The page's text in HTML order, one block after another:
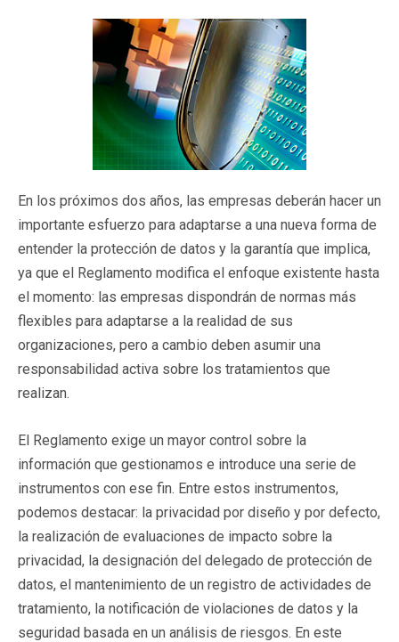
En los próximos dos años, las empresas deberán hacer un
importante esfuerzo para adaptarse a una nueva forma de
entender la protección de datos y la garantía que implica,
ya que el Reglamento modifica el enfoque existente hasta
el momento: las empresas dispondrán de normas más
flexibles para adaptarse a la realidad de sus
organizaciones, pero a cambio deben asumir una
responsabilidad activa sobre los tratamientos que
realizan.
El Reglamento exige un mayor control sobre la
información que gestionamos e introduce una serie de
instrumentos con ese fin. Entre estos instrumentos,
podemos destacar: la privacidad por diseño y por defecto,
la realización de evaluaciones de impacto sobre la
privacidad, la designación del delegado de protección de
datos, el mantenimiento de un registro de actividades de
tratamiento, la notificación de violaciones de datos y la
seguridad basada en un análisis de riesgos. En este